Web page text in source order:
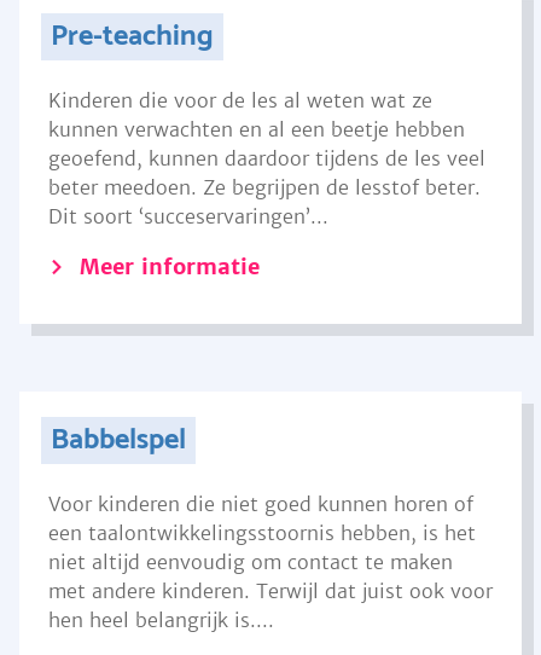
Pre-teaching
Kinderen die voor de les al weten wat ze
kunnen verwachten en al een beetje hebben
geoefend, kunnen daardoor tijdens de les veel
beter meedoen. Ze begrijpen de lesstof beter.
Dit soort ‘succeservaringen’...
Meer informatie
Babbelspel
Voor kinderen die niet goed kunnen horen of
een taalontwikkelingsstoornis hebben, is het
niet altijd eenvoudig om contact te maken
met andere kinderen. Terwijl dat juist ook voor
hen heel belangrijk is....